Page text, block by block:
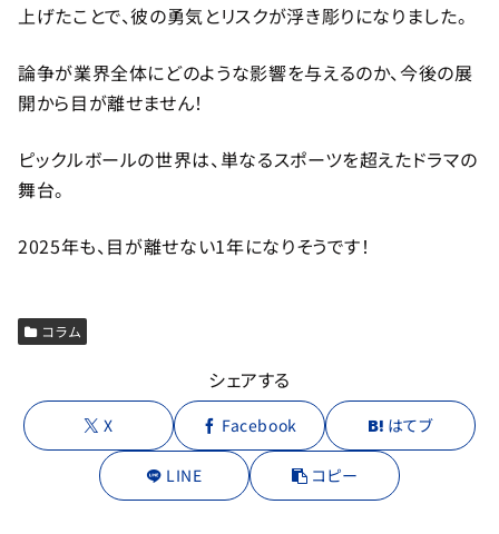
上げたことで、彼の勇気とリスクが浮き彫りになりました。
論争が業界全体にどのような影響を与えるのか、今後の展
開から目が離せません！
ピックルボールの世界は、単なるスポーツを超えたドラマの
舞台。
2025年も、目が離せない1年になりそうです！
コラム
シェアする
X Facebook はてブ
LINE コピー